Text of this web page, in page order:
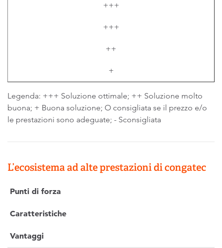
+++
+++
++
+
Legenda: +++ Soluzione ottimale; ++ Soluzione molto
buona; + Buona soluzione; O consigliata se il prezzo e/o
le prestazioni sono adeguate; - Sconsigliata
L’ecosistema ad alte prestazioni di congatec
Punti di forza
Caratteristiche
Vantaggi